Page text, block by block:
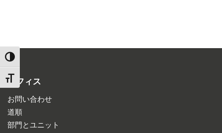
TOGGLE HIGH CONTRAST
TOGGLE FONT SIZE
オフィス
お問い合わせ
道順
部門とユニット